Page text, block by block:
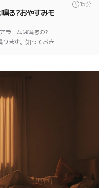
15分
る?おやすみモ
ラームは鳴るの?
ります。知っておき